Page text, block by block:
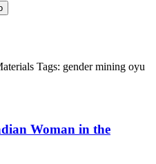
Tags: gendermining oyu
Woman in the